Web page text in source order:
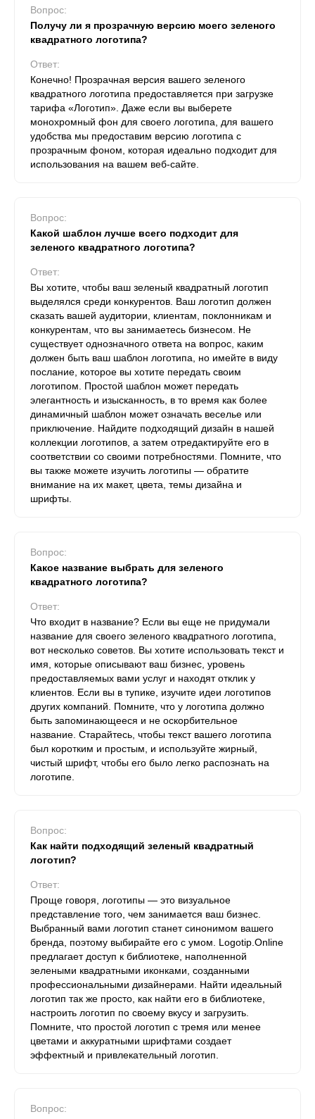
Вопрос:
Получу ли я прозрачную версию моего зеленого
квадратного логотипа?
Ответ:
Конечно! Прозрачная версия вашего зеленого
квадратного логотипа предоставляется при загрузке
тарифа «Логотип». Даже если вы выберете
монохромный фон для своего логотипа, для вашего
удобства мы предоставим версию логотипа с
прозрачным фоном, которая идеально подходит для
использования на вашем веб-сайте.
Вопрос:
Какой шаблон лучше всего подходит для
зеленого квадратного логотипа?
Ответ:
Вы хотите, чтобы ваш зеленый квадратный логотип
выделялся среди конкурентов. Ваш логотип должен
сказать вашей аудитории, клиентам, поклонникам и
конкурентам, что вы занимаетесь бизнесом. Не
существует однозначного ответа на вопрос, каким
должен быть ваш шаблон логотипа, но имейте в виду
послание, которое вы хотите передать своим
логотипом. Простой шаблон может передать
элегантность и изысканность, в то время как более
динамичный шаблон может означать веселье или
приключение. Найдите подходящий дизайн в нашей
коллекции логотипов, а затем отредактируйте его в
соответствии со своими потребностями. Помните, что
вы также можете изучить логотипы — обратите
внимание на их макет, цвета, темы дизайна и
шрифты.
Вопрос:
Какое название выбрать для зеленого
квадратного логотипа?
Ответ:
Что входит в название? Если вы еще не придумали
название для своего зеленого квадратного логотипа,
вот несколько советов. Вы хотите использовать текст и
имя, которые описывают ваш бизнес, уровень
предоставляемых вами услуг и находят отклик у
клиентов. Если вы в тупике, изучите идеи логотипов
других компаний. Помните, что у логотипа должно
быть запоминающееся и не оскорбительное
название. Старайтесь, чтобы текст вашего логотипа
был коротким и простым, и используйте жирный,
чистый шрифт, чтобы его было легко распознать на
логотипе.
Вопрос:
Как найти подходящий зеленый квадратный
логотип?
Ответ:
Проще говоря, логотипы — это визуальное
представление того, чем занимается ваш бизнес.
Выбранный вами логотип станет синонимом вашего
бренда, поэтому выбирайте его с умом. Logotip.Online
предлагает доступ к библиотеке, наполненной
зелеными квадратными иконками, созданными
профессиональными дизайнерами. Найти идеальный
логотип так же просто, как найти его в библиотеке,
настроить логотип по своему вкусу и загрузить.
Помните, что простой логотип с тремя или менее
цветами и аккуратными шрифтами создает
эффектный и привлекательный логотип.
Вопрос: